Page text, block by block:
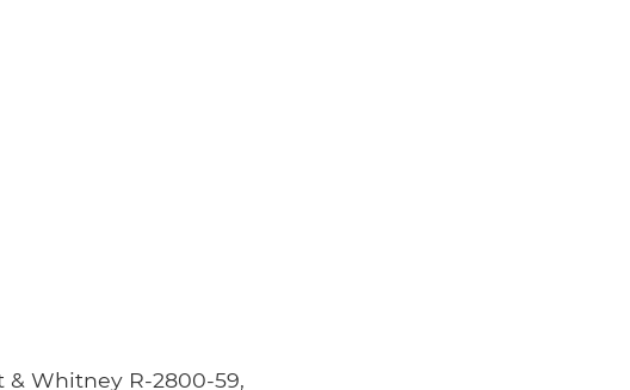
Whitney R-2800-59,